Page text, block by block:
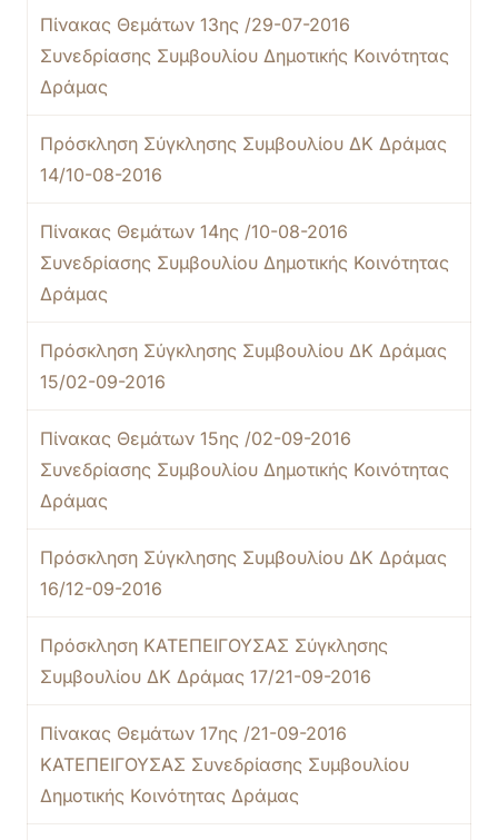
Πίνακας Θεμάτων 13ης /29-07-2016
Συνεδρίασης Συμβουλίου Δημοτικής Κοινότητας
Δράμας
Πρόσκληση Σύγκλησης Συμβουλίου ΔΚ Δράμας
14/10-08-2016
Πίνακας Θεμάτων 14ης /10-08-2016
Συνεδρίασης Συμβουλίου Δημοτικής Κοινότητας
Δράμας
Πρόσκληση Σύγκλησης Συμβουλίου ΔΚ Δράμας
15/02-09-2016
Πίνακας Θεμάτων 15ης /02-09-2016
Συνεδρίασης Συμβουλίου Δημοτικής Κοινότητας
Δράμας
Πρόσκληση Σύγκλησης Συμβουλίου ΔΚ Δράμας
16/12-09-2016
Πρόσκληση ΚΑΤΕΠΕΙΓΟΥΣΑΣ Σύγκλησης
Συμβουλίου ΔΚ Δράμας 17/21-09-2016
Πίνακας Θεμάτων 17ης /21-09-2016
ΚΑΤΕΠΕΙΓΟΥΣΑΣ Συνεδρίασης Συμβουλίου
Δημοτικής Κοινότητας Δράμας